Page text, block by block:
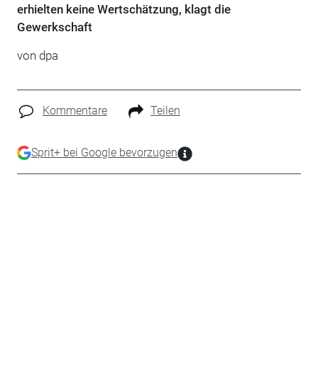
erhielten keine Wertschätzung, klagt die
Gewerkschaft
von dpa
Kommentare Teilen
Sprit+ bei Google bevorzugen